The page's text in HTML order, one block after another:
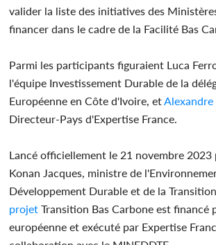
valider la liste des initiatives des
financer dans le cadre de la Facilité Bas
Parmi les participants figuraient Luca
l'équipe Investissement Durable de la
Européenne en Côte d'Ivoire, et Alexandre
Directeur-Pays d'Expertise France.
Lancé officiellement le 21 novembre 2023
Konan Jacques, ministre de
Développement Durable et de la
projet Transition Bas Carbone est financé
européenne et exécuté par Expertise